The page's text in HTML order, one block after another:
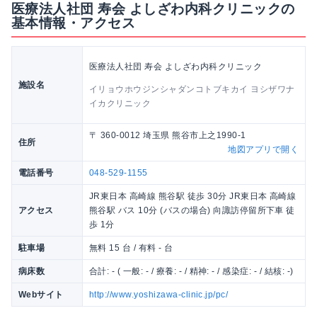
医療法人社団 寿会 よしざわ内科クリニックの
基本情報・アクセス
施設名
医療法人社団 寿会 よしざわ内科クリニック
イリョウホウジンシャダンコトブキカイ ヨシザワナ
イカクリニック
住所
〒 360-0012 埼玉県 熊谷市上之1990-1
地図アプリで開く
電話番号 048-529-1155
アクセス
JR東日本 高崎線 熊谷駅 徒歩 30分 JR東日本 高崎線
熊谷駅 バス 10分 (バスの場合) 向諏訪停留所下車 徒
歩 1分
駐車場 無料 15 台 / 有料 - 台
病床数 合計: - ( 一般: - / 療養: - / 精神: - / 感染症: - / 結核: -)
Webサイト http://www.yoshizawa-clinic.jp/pc/